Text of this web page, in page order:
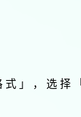
」 ， 选 择